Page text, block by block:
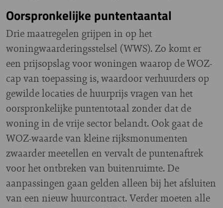
Oorspronkelijke puntentaantal
Drie maatregelen grijpen in op het
woningwaarderingsstelsel (WWS). Zo komt er
een prijsopslag voor woningen waarop de WOZ-
cap van toepassing is, waardoor verhuurders op
gewilde locaties de huurprijs vragen van het
oorspronkelijke puntentotaal zonder dat de
woning in de vrije sector belandt. Ook gaat de
WOZ-waarde van kleine rijksmonumenten
zwaarder meetellen en vervalt de puntenaftrek
voor het ontbreken van buitenruimte. De
aanpassingen gaan gelden alleen bij het afsluiten
van een nieuw huurcontract. Verder moeten alle